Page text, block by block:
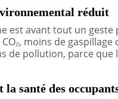
réduit
est avant tout un
moins de
de pollution, parce
la santé des